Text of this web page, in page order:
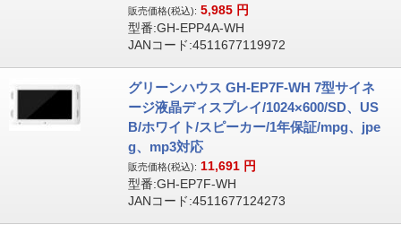
販売価格(税込): 5,985 円
型番:GH-EPP4A-WH
JANコード:4511677119972
グリーンハウス GH-EP7F-WH 7型サイネ
ージ液晶ディスプレイ/1024×600/SD、US
B/ホワイト/スピーカー/1年保証/mpg、jpe
g、mp3対応
販売価格(税込): 11,691 円
型番:GH-EP7F-WH
JANコード:4511677124273